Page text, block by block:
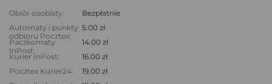
Obiór osobisty:
Bezpłatnie
Automaty i punkty
odbioru Pocztex:
5.00 zł
Paczkomaty
InPost:
14.00 zł
Kurier InPost:
16.00 zł
Pocztex Kurier24:
19.00 zł